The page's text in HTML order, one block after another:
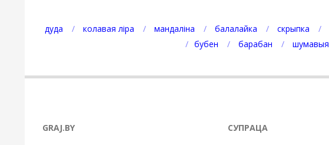
дуда колавая ліра мандаліна балалайка скрыпка
бубен
барабан шумавыя
GRAJ.BY СУПРАЦА